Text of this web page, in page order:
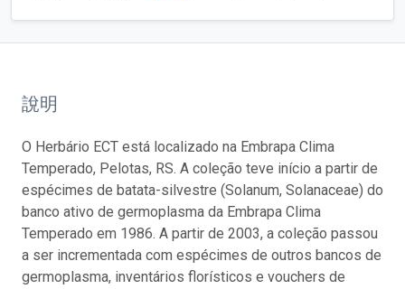
說明
O Herbário ECT está localizado na Embrapa Clima
Temperado, Pelotas, RS. A coleção teve início a partir de
espécimes de batata-silvestre (Solanum, Solanaceae) do
banco ativo de germoplasma da Embrapa Clima
Temperado em 1986. A partir de 2003, a coleção passou
a ser incrementada com espécimes de outros bancos de
germoplasma, inventários florísticos e vouchers de